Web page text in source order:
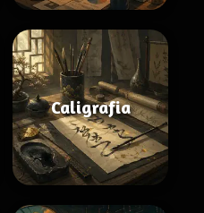
Caligrafia